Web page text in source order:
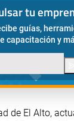
tu
guías,
capacitación y
de El Alto,